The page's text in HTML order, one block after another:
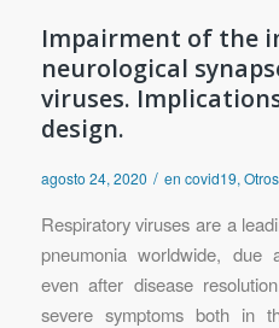
Impairment of the
neurological
viruses.
design.
agosto 24, 2020 / en covid19,
Respiratory viruses are a
pneumonia worldwide, due
even after disease
severe symptoms both in